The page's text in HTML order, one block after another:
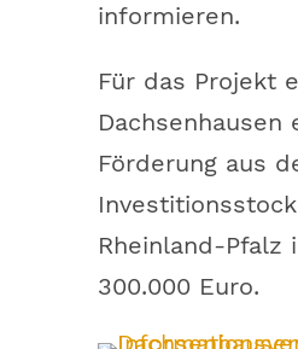
informieren.
Für das Projekt
Dachsenhausen
Förderung aus
Rheinland-Pfalz
300.000 Euro.